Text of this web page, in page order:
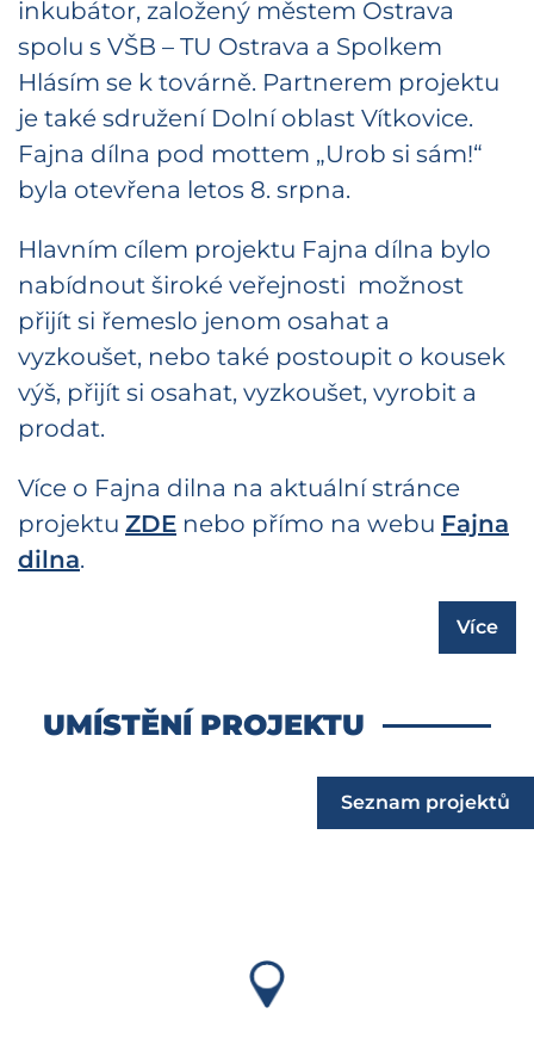
inkubátor, založený městem Ostrava
spolu s VŠB – TU Ostrava a Spolkem
Hlásím se k továrně. Partnerem projektu
je také sdružení Dolní oblast Vítkovice.
Fajna dílna pod mottem „Urob si sám!“
byla otevřena letos 8. srpna.
Hlavním cílem projektu Fajna dílna bylo
nabídnout široké veřejnosti možnost
přijít si řemeslo jenom osahat a
vyzkoušet, nebo také postoupit o kousek
výš, přijít si osahat, vyzkoušet, vyrobit a
prodat.
Více o Fajna dilna na aktuální stránce
projektu ZDE nebo přímo na webu Fajna
dilna.
Více
UMÍSTĚNÍ PROJEKTU
Seznam projektů